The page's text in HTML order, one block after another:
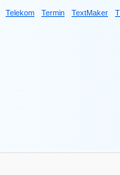
Telekom Termin TextMaker